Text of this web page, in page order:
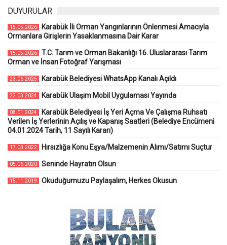
DUYURULAR
15.05.2026
Karabük İli Orman Yangınlarının Önlenmesi Amacıyla
Ormanlara Girişlerin Yasaklanmasına Dair Karar
15.05.2026
T.C. Tarım ve Orman Bakanlığı 16. Uluslararası Tarım
Orman ve İnsan Fotoğraf Yarışması
23.06.2025 Karabük Belediyesi WhatsApp Kanalı Açıldı
22.03.2024 Karabük Ulaşım Mobil Uygulaması Yayında
08.01.2024
Karabük Belediyesi İş Yeri Açma Ve Çalışma Ruhsatı
Verilen İş Yerlerinin Açılış ve Kapanış Saatleri (Belediye Encümeni
04.01.2024 Tarih, 11 Sayılı Kararı)
17.03.2022 Hırsızlığa Konu Eşya/Malzemenin Alımı/Satımı Suçtur
05.06.2020 Seninde Hayratın Olsun
15.11.2019 Okuduğumuzu Paylaşalım, Herkes Okusun